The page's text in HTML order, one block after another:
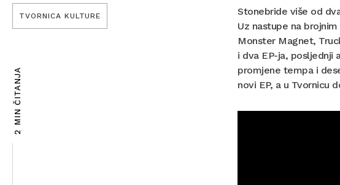
TVORNICA KULTURE
2 MIN ČITANJA
Stonebride više od
Uz nastupe na
Monster Magnet,
i dva EP-ja, posljednji
promjene tempa i
novi EP, a u Tvornicu